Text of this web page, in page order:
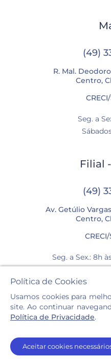
(49)
R. Mal.
Centro,
Seg. a
Filial
(49)
Av. Getúlio
Centro,
Seg. a Sex.: 8h
Casa Imóveis © 2026.
Política de
Política de Cookies
Usamos cookies para
site. Ao continuar
Política de Privacidade.
Aceitar cookies